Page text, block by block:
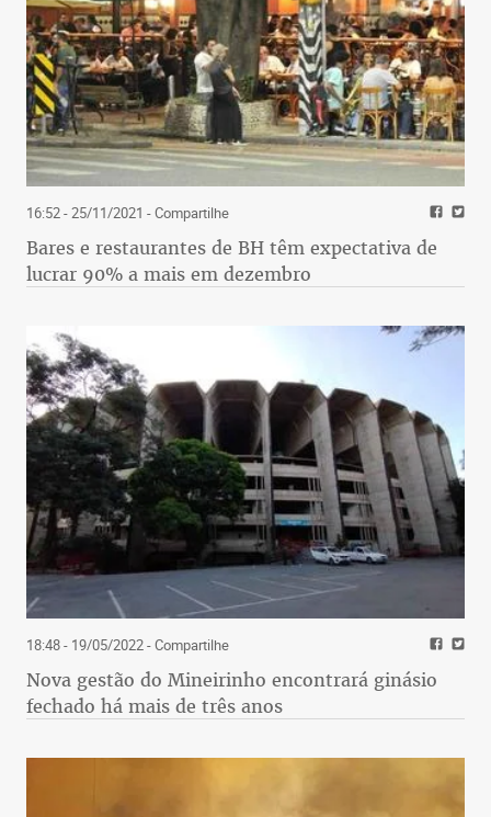
16:52 - 25/11/2021 - Compartilhe
Bares e restaurantes de BH têm expectativa de
lucrar 90% a mais em dezembro
18:48 - 19/05/2022- Compartilhe
Nova gestão do Mineirinho encontrará ginásio
fechado há mais de três anos